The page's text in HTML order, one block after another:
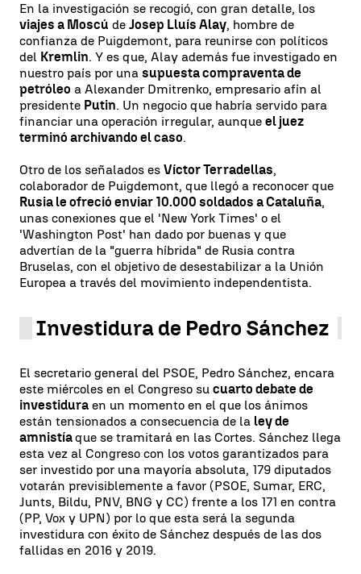
En la investigación se recogió, con gran detalle, los
viajes a Moscú de Josep Lluís Alay, hombre de
confianza de Puigdemont, para reunirse con políticos
del Kremlin. Y es que, Alay además fue investigado en
nuestro país por una supuesta compraventa de
petróleo a Alexander Dmitrenko, empresario afín al
presidente Putin. Un negocio que habría servido para
financiar una operación irregular, aunque el juez
terminó archivando el caso.
Otro de los señalados es Víctor Terradellas,
colaborador de Puigdemont, que llegó a reconocer que
Rusia le ofreció enviar 10.000 soldados a Cataluña,
unas conexiones que el 'New York Times' o el
'Washington Post' han dado por buenas y que
advertían de la "guerra híbrida" de Rusia contra
Bruselas, con el objetivo de desestabilizar a la Unión
Europea a través del movimiento independentista.
Investidura de Pedro Sánchez
El secretario general del PSOE, Pedro Sánchez, encara
este miércoles en el Congreso su cuarto debate de
investidura en un momento en el que los ánimos
están tensionados a consecuencia de la ley de
amnistíaque se tramitará en las Cortes. Sánchez llega
esta vez al Congreso con los votos garantizados para
ser investido por una mayoría absoluta, 179 diputados
votarán previsiblemente a favor (PSOE, Sumar, ERC,
Junts, Bildu, PNV, BNG y CC) frente a los 171 en contra
(PP, Vox y UPN) por lo que esta será la segunda
investidura con éxito de Sánchez después de las dos
fallidas en 2016 y 2019.